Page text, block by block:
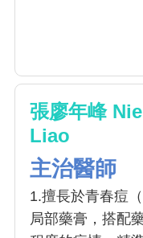
張廖年峰
Liao
主治醫師
1.擅長於青春痘
局部藥膏，搭配